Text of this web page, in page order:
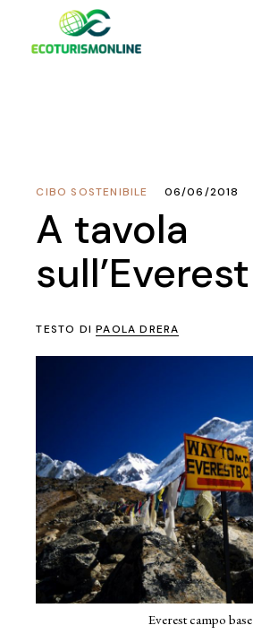
CIBO SOSTENIBILE 06/06/2018
A tavola
sull’Everest
TESTO DIPAOLA DRERA
Everest campo base